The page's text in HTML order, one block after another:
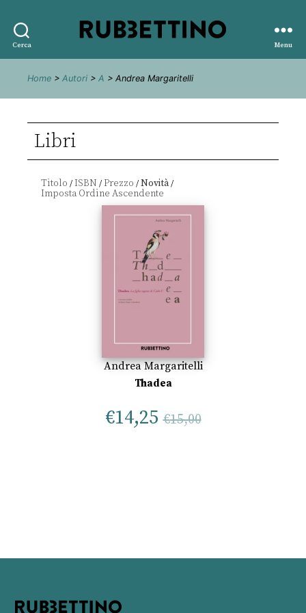
Cerca
editore
Menu
Home > Autori > A > Andrea Margaritelli
Libri
Titolo /ISBN /Prezzo /Novità/
Andrea Margaritelli
Thadea
€14,25 €15,00